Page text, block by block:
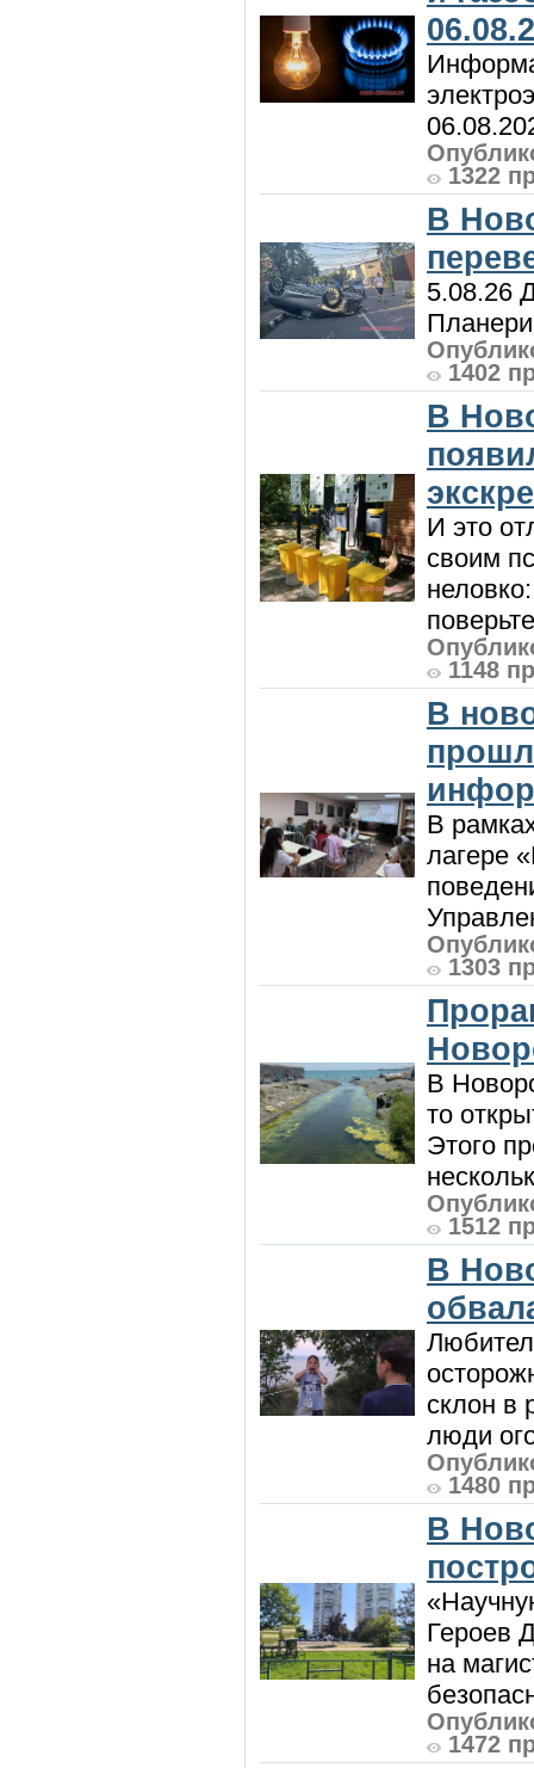
1322
В
5.08.26
1402
В
И это
своим
1148
В
В
лагере
1303
В
то
Этого
1512
В
склон в
люди
1480
В
Героев
на
1472